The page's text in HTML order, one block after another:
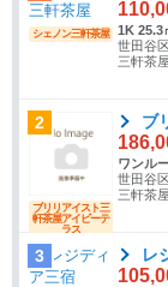
シェノン三軒茶屋
1K 25.3
世田谷
三軒茶
2
ブリリアイスト三
軒茶屋アイビーテ
ラス
ブ
ワンル
世田谷
三軒茶
3 レ